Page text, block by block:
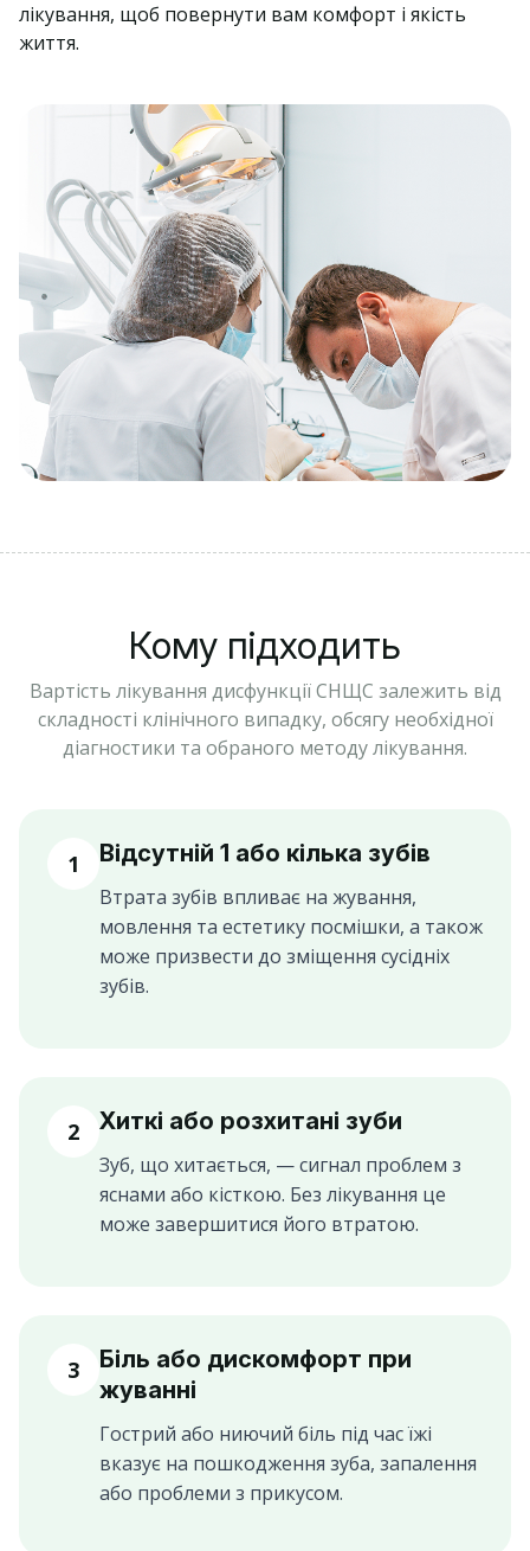
лікування, щоб повернути вам комфорт і якість
життя.
Кому підходить
Вартість лікування дисфункції СНЩС залежить від
складності клінічного випадку, обсягу необхідної
діагностики та обраного методу лікування.
1 Відсутній 1 або кілька зубів
Втрата зубів впливає на жування,
мовлення та естетику посмішки, а також
може призвести до зміщення сусідніх
зубів.
2 Хиткі або розхитані зуби
Зуб, що хитається, — сигнал проблем з
яснами або кісткою. Без лікування це
може завершитися його втратою.
3
Біль або дискомфорт при
жуванні
Гострий або ниючий біль під час їжі
вказує на пошкодження зуба, запалення
або проблеми з прикусом.